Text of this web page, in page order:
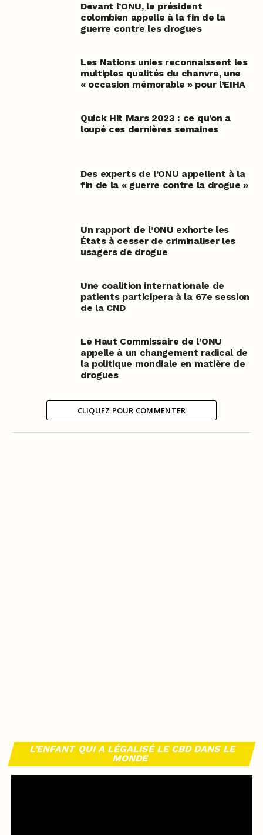
Devant l’ONU, le président
colombien appelle à la fin de la
guerre contre les drogues
Les Nations unies reconnaissent les
multiples qualités du chanvre, une
« occasion mémorable » pour l’EIHA
Quick Hit Mars 2023 : ce qu’on a
loupé ces dernières semaines
Des experts de l’ONU appellent à la
fin de la « guerre contre la drogue »
Un rapport de l’ONU exhorte les
États à cesser de criminaliser les
usagers de drogue
Une coalition internationale de
patients participera à la 67e session
de la CND
Le Haut Commissaire de l’ONU
appelle à un changement radical de
la politique mondiale en matière de
drogues
CLIQUEZ POUR COMMENTER
L’ENFANT QUI A LÉGALISÉ LE CBD DANS LE
MONDE